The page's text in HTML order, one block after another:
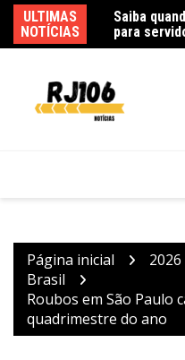
para
o
ULTIMAS
NOTÍCIAS
Polícia
Página inicial 2026
Brasil
Roubos em São Paulo
quadrimestre do ano